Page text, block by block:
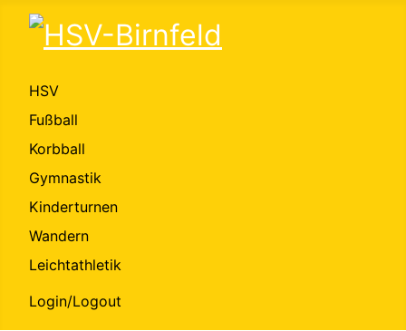
HSV
Fußball
Korbball
Gymnastik
Kinderturnen
Wandern
Leichtathletik
Login/Logout